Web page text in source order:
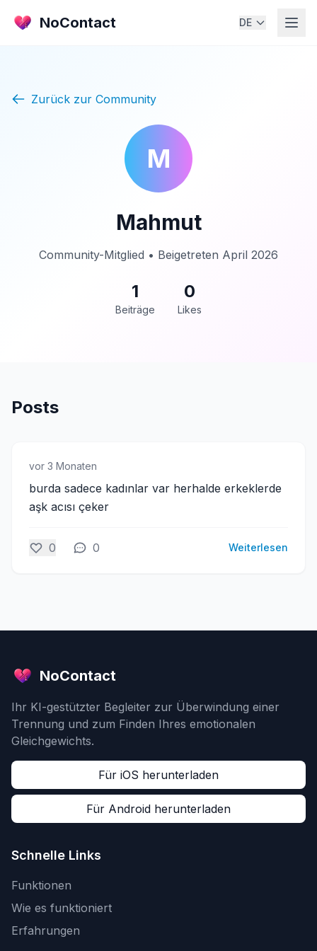
NoContact DE
Zurück zur Community
M
Mahmut
Community-Mitglied • Beigetreten April 2026
1
Beiträge
0
Likes
Posts
vor 3 Monaten
burda sadece kadınlar var herhalde erkeklerde
aşk acısı çeker
0 0 Weiterlesen
NoContact
Ihr KI-gestützter Begleiter zur Überwindung einer
Trennung und zum Finden Ihres emotionalen
Gleichgewichts.
Für iOS herunterladen
Für Android herunterladen
Schnelle Links
Funktionen
Wie es funktioniert
Erfahrungen